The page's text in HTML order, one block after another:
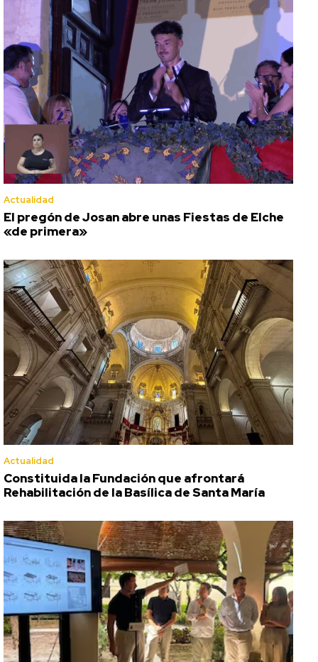
Actualidad
El pregón de Josan abre unas Fiestas de Elche
«de primera»
Actualidad
Constituida la Fundación que afrontará
Rehabilitación de la Basílica de Santa María